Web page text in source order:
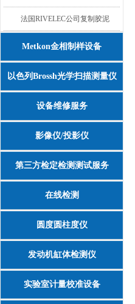
法国RIVELEC公司复制胶泥
Metkon金相制样设备
以色列Brossh光学扫描测量仪
设备维修服务
影像仪/投影仪
第三方检定检测测试服务
在线检测
圆度圆柱度仪
发动机缸体检测仪
实验室计量校准设备